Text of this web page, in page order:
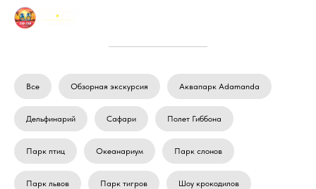
Все Обзорная экскурсия Аквапарк Adamanda
Дельфинарий Сафари Полет Гиббона
Парк птиц Океанариум Парк слонов
Парк львов Парк тигров Шоу крокодилов